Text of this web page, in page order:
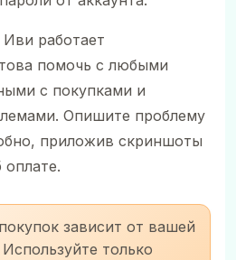
работает
помочь с любыми
с покупками и
Опишите проблему
приложив скриншоты
зависит от вашей
только